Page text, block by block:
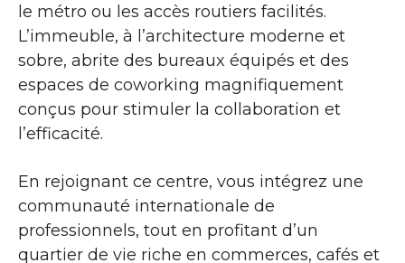
le métro ou les accès routiers facilités.
L’immeuble, à l’architecture moderne et
sobre, abrite des bureaux équipés et des
espaces de coworking magnifiquement
conçus pour stimuler la collaboration et
l’efficacité.
En rejoignant ce centre, vous intégrez une
communauté internationale de
professionnels, tout en profitant d’un
quartier de vie riche en commerces, cafés et